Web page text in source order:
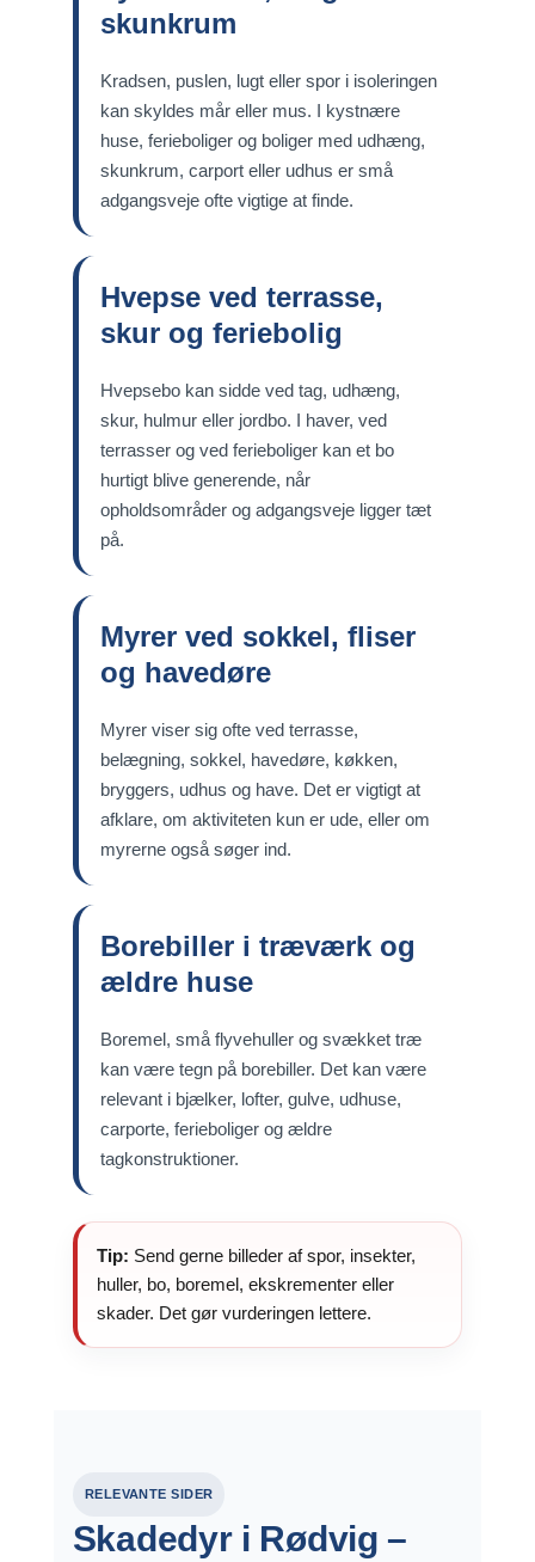
skunkrum
Kradsen, puslen, lugt eller spor i isoleringen
kan skyldes mår eller mus. I kystnære
huse, ferieboliger og boliger med udhæng,
skunkrum, carport eller udhus er små
adgangsveje ofte vigtige at finde.
Hvepse ved terrasse,
skur og feriebolig
Hvepsebo kan sidde ved tag, udhæng,
skur, hulmur eller jordbo. I haver, ved
terrasser og ved ferieboliger kan et bo
hurtigt blive generende, når
opholdsområder og adgangsveje ligger tæt
på.
Myrer ved sokkel, fliser
og havedøre
Myrer viser sig ofte ved terrasse,
belægning, sokkel, havedøre, køkken,
bryggers, udhus og have. Det er vigtigt at
afklare, om aktiviteten kun er ude, eller om
myrerne også søger ind.
Borebiller i træværk og
ældre huse
Boremel, små flyvehuller og svækket træ
kan være tegn på borebiller. Det kan være
relevant i bjælker, lofter, gulve, udhuse,
carporte, ferieboliger og ældre
tagkonstruktioner.
Tip: Send gerne billeder af spor, insekter,
huller, bo, boremel, ekskrementer eller
skader. Det gør vurderingen lettere.
RELEVANTE SIDER
Skadedyr i Rødvig –